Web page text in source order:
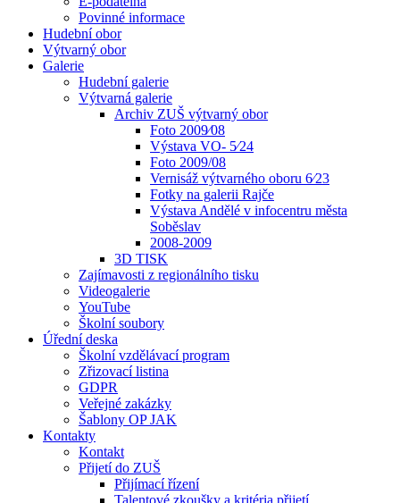
Povinné informace
Hudební obor
Výtvarný obor
Galerie
Hudební galerie
Výtvarná galerie
Archiv ZUŠ výtvarný obor
Foto 2009⁄08
Výstava VO- 5⁄24
Foto 2009/08
Vernisáž výtvarného oboru 6⁄23
Fotky na galerii Rajče
Výstava Andělé v infocentru města
Soběslav
2008-2009
3D TISK
Zajímavosti z regionálního tisku
Videogalerie
YouTube
Školní soubory
Úřední deska
Školní vzdělávací program
Zřizovací listina
GDPR
Veřejné zakázky
Šablony OP JAK
Kontakty
Kontakt
Přijetí do ZUŠ
Přijímací řízení
Talentové zkoušky a kritéria přijetí